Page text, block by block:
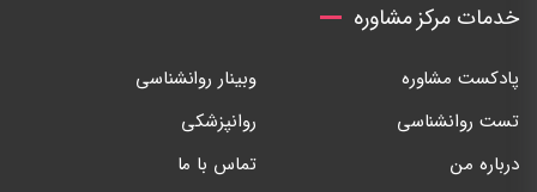
خدمات مرکز مشاوره
پادکست مشاوره
وبینار روانشناسی
تست روانشناسی
روانپزشکی
درباره من
تماس با ما